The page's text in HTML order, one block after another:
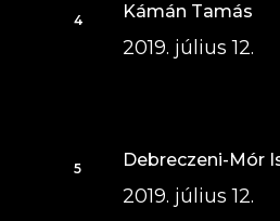
Kámán Tamás
2019. július 12.
Debreczeni-Mór
2019. július 12.